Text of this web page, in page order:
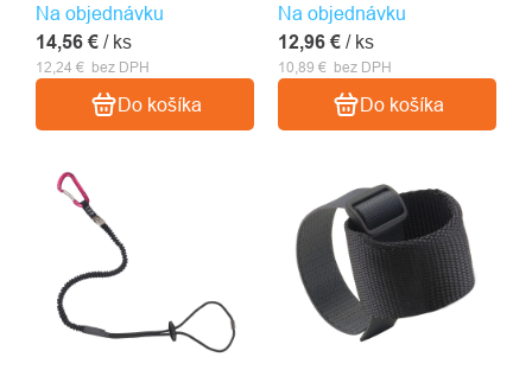
Na objednávku
12,24 € bez DPH
14,56 € / ks
Do košíka
Na objednávku
10,89 € bez DPH
12,96 € / ks
Do košíka